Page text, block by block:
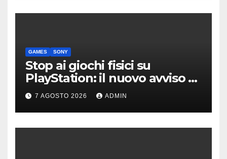
GAMES SONY
Stop ai giochi fisici su
PlayStation: il nuovo avviso di
Sony è l’ennesima conferma
7 AGOSTO 2026 ADMIN